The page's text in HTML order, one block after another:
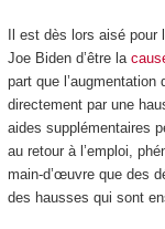
Il est dès lors aisé
Joe Biden d’être la
part que l’augmentation
directement par une
aides supplémentaires
au retour à l’emploi,
main-d’œuvre que des
des hausses qui sont